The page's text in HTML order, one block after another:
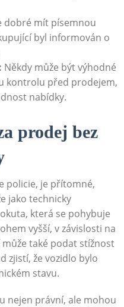
dobré mít písemnou
byl informován o
Někdy může být výhodné
kontrolu před prodejem,
nabídky.
prodej bez
policie, je přítomné,
jako technicky
která se pohybuje
vyšší, v závislosti na
také podat stížnost
zjistí, že vozidlo bylo
stavu.
nejen právní, ale mohou